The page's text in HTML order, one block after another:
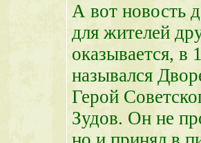
А вот новость
для жителей
оказывается, в
назывался
Герой
Зудов. Он не